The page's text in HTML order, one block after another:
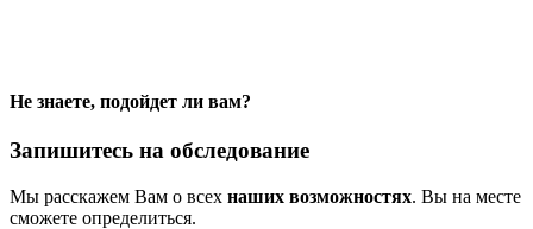
Не знаете, подойдет ли вам?
Запишитесь на обследование
Мы расскажем Вам о всех наших возможностях. Вы на месте
сможете определиться.